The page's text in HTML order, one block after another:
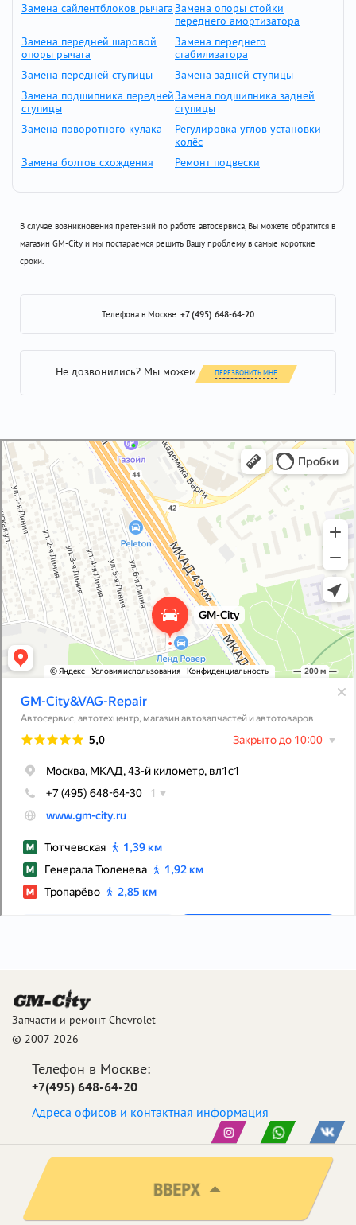
Замена сайлентблоков рычагаЗамена опоры стойки
переднего амортизатора
Замена передней шаровой
опоры рычага
Замена переднего
стабилизатора
Замена передней ступицы
Замена задней ступицы
Замена подшипника передней
ступицы
Замена подшипника задней
ступицы
Замена поворотного кулака
Регулировка углов установки
колёс
Замена болтов схождения
Ремонт подвески
В случае возникновения претензий по работе автосервиса, Вы можете обратится в
магазин GM-City и мы постараемся решить Вашу проблему в самые короткие
сроки.
Телефона в Москве:+7 (495) 648-64-20
Не дозвонились? Мы можем ПЕРЕЗВОНИТЬ МНЕ
GM-City&VAG-Repair
Автосервис, автотехцентр в Москве
Магазин автозапчастей и автотоваров в Москве
Запчасти и ремонт Chevrolet
© 2007-2026
Телефон в Москве:
+7(495) 648-64-20
Адреса офисов и контактная информация